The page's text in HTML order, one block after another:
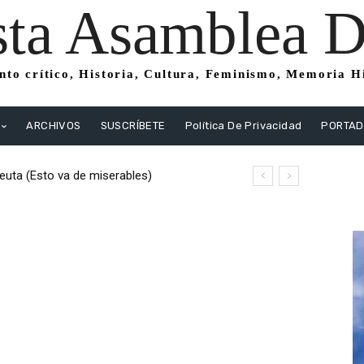
Asamblea
crítico, Historia, Cultura, Feminismo, Memoria
ARCHIVOS SUSCRÍBETE Política De Privacidad
(Esto va de miserables)